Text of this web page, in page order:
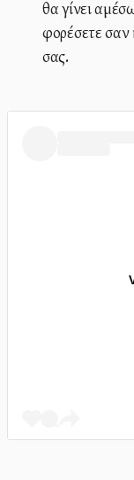
θα γίνει
φορέσετε
σας.